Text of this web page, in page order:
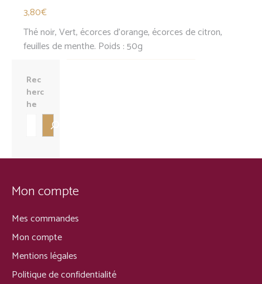
3,80€
Thé noir, Vert, écorces d'orange, écorces de citron,
feuilles de menthe. Poids : 50g
Rec
herc
he
Mon compte
Mes commandes
Mon compte
Mentions légales
Politique de confidentialité